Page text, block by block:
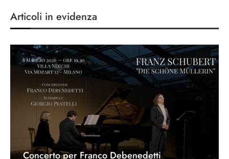
Articoli in evidenza
Concerto per Franco Debenedetti